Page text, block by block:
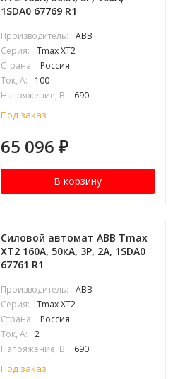
1SDA0 67769 R1
Производитель:
ABB
Серия:
Tmax XT2
Страна:
Россия
Ток, А:
100
Напряжение, В:
690
Под заказ
65 096₽
В корзину
Силовой автомат ABB Tmax
XT2 160А, 50кА, 3P, 2А, 1SDA0
67761 R1
Производитель:
ABB
Серия:
Tmax XT2
Страна:
Россия
Ток, А:
2
Напряжение, В:
690
Под заказ